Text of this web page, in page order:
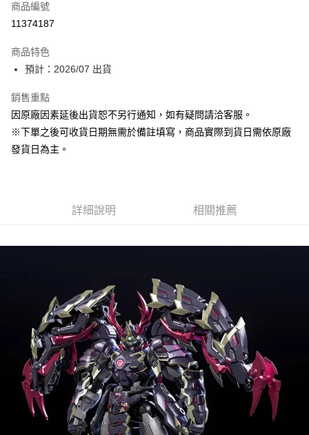
Apple Pay
相關說明
【大哥付你分期使用說明】
2.付款方式選擇「大哥付你分期」，訂單成立後會自動跳轉到大哥付的交易
流程，驗證手機門號後，選擇欲分期的期數、繳款截止日，確認付款後即完
成交易。
3.實際核准額度、可分期數及費用金額請依後續交易確認頁面所載為準。
4.訂單成立30分鐘內，如未前往確認交易或遇審核未通過，訂單將自動取
用戶於交易時，得透過本服務購買商品或服務，並由商店將買賣／分期付款
買賣價金債權讓與本公司後，依約使用本公司帳單繳交帳款。
2.基於同意付款使用「大哥付你分期」之契約關係目的，商店將以您的個人
資料（包含姓名、電話或地址）提供予台灣大哥大進項蒐集、處理及利用，
由本公司與您本人進行分期帳單所需資料之確認、核對及更正。
3.完整用戶服務條款，請詳閱以下連結：https://oppay.tw/userRule
運送方式
預購-宅配(舊)
每筆NT$160，滿NT$3,000(含以上)免運費
免運費
商品編號
11374187
商品特色
預計：2026/07 出貨
銷售重點
因原廠因素延後出貨恕不另行通知，如有疑問請洽客服。
※下單之後可收貨日期無需於備註填寫，商品實際到貨日需依原廠
發貨日為主。
詳細說明 相關推薦